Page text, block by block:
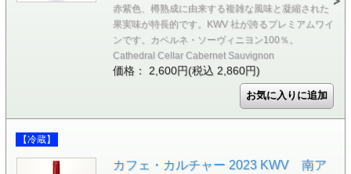
赤紫色、樽熟成に由来する複雑な風味と凝縮された
果実味が特長的です。KWV 社が誇るプレミアムワイ
ンです。カベルネ・ソーヴィニヨン100％。
Cathedral Cellar Cabernet Sauvignon
価格： 2,600円(税込 2,860円)
【冷蔵】
カフェ・カルチャー 2023 KWV 南ア